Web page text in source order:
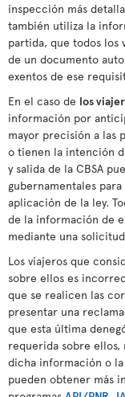
inspección más
también utiliza la
partida, que todos los
de un documento
exentos de ese
En el caso de los
información por
mayor precisión a las
o tienen la intención
y salida de la CBSA
gubernamentales
aplicación de la ley.
de la información de
mediante una
Los viajeros que
sobre ellos es
que se realicen las
presentar una
que esta última
requerida sobre
dicha información o
pueden obtener más